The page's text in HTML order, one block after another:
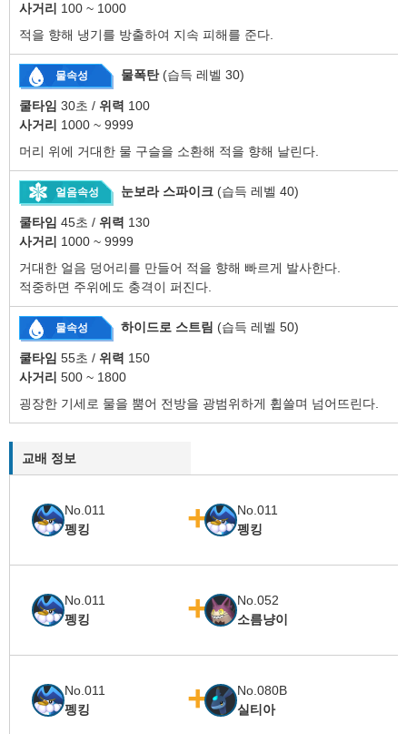
사거리 100 ~ 1000
적을 향해 냉기를 방출하여 지속 피해를 준다.
물속성 물폭탄 (습득 레벨 30)
쿨타임 30초 / 위력 100
사거리 1000 ~ 9999
머리 위에 거대한 물 구슬을 소환해 적을 향해 날린다.
얼음속성 눈보라 스파이크 (습득 레벨 40)
쿨타임 45초 / 위력 130
사거리 1000 ~ 9999
거대한 얼음 덩어리를 만들어 적을 향해 빠르게 발사한다.
적중하면 주위에도 충격이 퍼진다.
물속성 하이드로 스트림 (습득 레벨 50)
쿨타임 55초 / 위력 150
사거리 500 ~ 1800
굉장한 기세로 물을 뿜어 전방을 광범위하게 휩쓸며 넘어뜨린다.
교배 정보
No.011
펭킹
No.011
펭킹
No.011
펭킹
No.052
소름냥이
No.011
펭킹
No.080B
실티아